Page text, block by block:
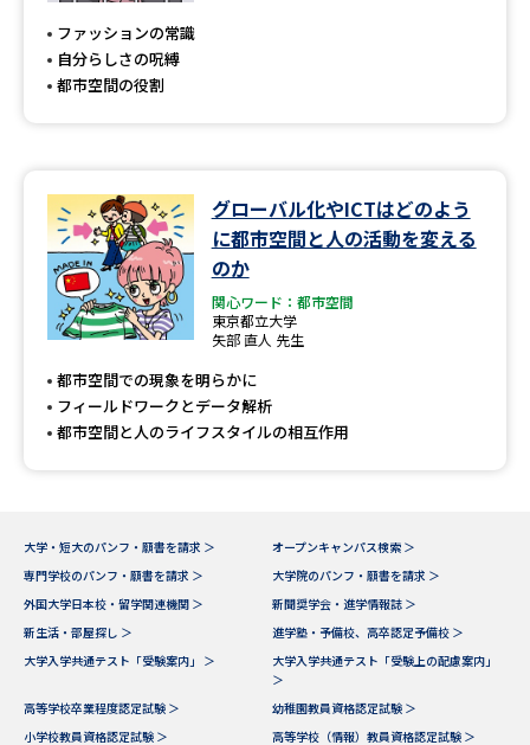
学問発見
学問のミニ講義「夢ナビ講義」 学問分野解説
学問の教科書
ユーザーサポート
Ｑ＆Ａ よくあるご質問
お支払いサイト
個人情報取扱規定
特定商取引表記
テレメール進学カタログ
ファッションの常識
自分らしさの呪縛
都市空間の役割
グローバル化やICTはどのよう
に都市空間と人の活動を変える
のか
関心ワード：都市空間
東京都立大学
矢部 直人 先生
都市空間での現象を明らかに
フィールドワークとデータ解析
都市空間と人のライフスタイルの相互作用
大学・短大のパンフ・願書を請求 ＞
オープンキャンパス検索 ＞
専門学校のパンフ・願書を請求 ＞
大学院のパンフ・願書を請求 ＞
外国大学日本校・留学関連機関 ＞
新聞奨学会・進学情報誌 ＞
新生活・部屋探し ＞
進学塾・予備校、高卒認定予備校 ＞
大学入学共通テスト「受験案内」 ＞
大学入学共通テスト「受験上の配慮案内」
＞
高等学校卒業程度認定試験 ＞
幼稚園教員資格認定試験 ＞
小学校教員資格認定試験 ＞
高等学校（情報）教員資格認定試験 ＞